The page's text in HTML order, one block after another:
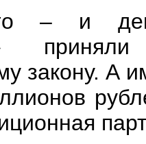
– и
закону. А